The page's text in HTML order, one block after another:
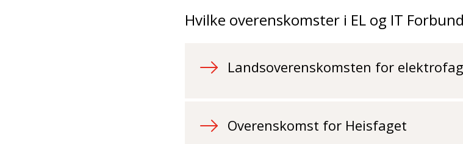
Hvilke overenskomster i EL og IT
Landsoverenskomsten for
Overenskomst for Heisfaget